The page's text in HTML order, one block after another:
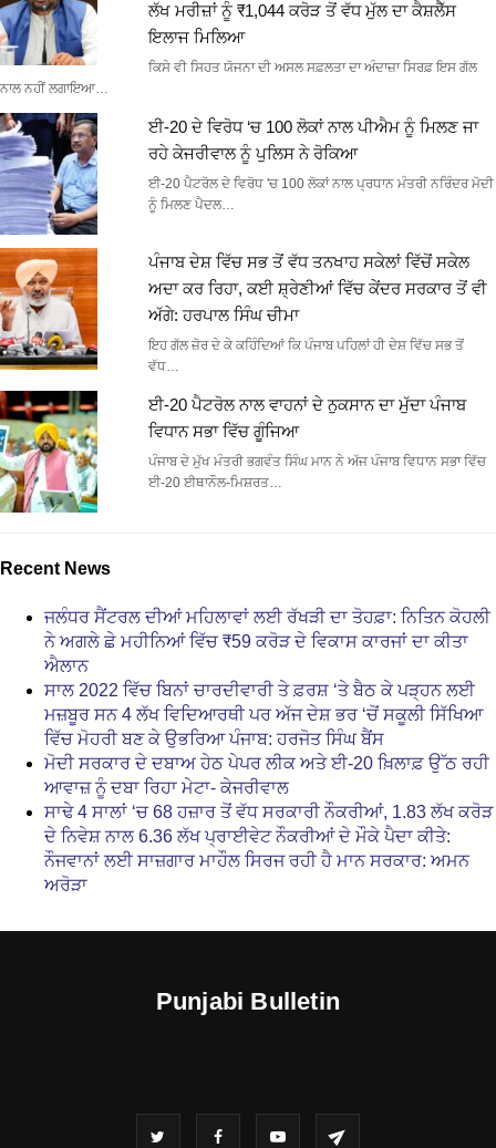
ਲੱਖ ਮਰੀਜ਼ਾਂ ਨੂੰ ₹1,044 ਕਰੋੜ ਤੋਂ ਵੱਧ ਮੁੱਲ ਦਾ ਕੈਸ਼ਲੈੱਸ
ਇਲਾਜ ਮਿਲਿਆ
ਕਿਸੇ ਵੀ ਸਿਹਤ ਯੋਜਨਾ ਦੀ ਅਸਲ ਸਫ਼ਲਤਾ ਦਾ ਅੰਦਾਜ਼ਾ ਸਿਰਫ਼ ਇਸ ਗੱਲ
ਨਾਲ ਨਹੀਂ ਲਗਾਇਆ…
ਈ-20 ਦੇ ਵਿਰੋਧ ‘ਚ 100 ਲੋਕਾਂ ਨਾਲ ਪੀਐਮ ਨੂੰ ਮਿਲਣ ਜਾ
ਰਹੇ ਕੇਜਰੀਵਾਲ ਨੂੰ ਪੁਲਿਸ ਨੇ ਰੋਕਿਆ
ਈ-20 ਪੈਟਰੋਲ ਦੇ ਵਿਰੋਧ 'ਚ 100 ਲੋਕਾਂ ਨਾਲ ਪ੍ਰਧਾਨ ਮੰਤਰੀ ਨਰਿੰਦਰ ਮੋਦੀ
ਨੂੰ ਮਿਲਣ ਪੈਦਲ…
ਪੰਜਾਬ ਦੇਸ਼ ਵਿੱਚ ਸਭ ਤੋਂ ਵੱਧ ਤਨਖਾਹ ਸਕੇਲਾਂ ਵਿੱਚੋਂ ਸਕੇਲ
ਅਦਾ ਕਰ ਰਿਹਾ, ਕਈ ਸ਼੍ਰੇਣੀਆਂ ਵਿੱਚ ਕੇਂਦਰ ਸਰਕਾਰ ਤੋਂ ਵੀ
ਅੱਗੇ: ਹਰਪਾਲ ਸਿੰਘ ਚੀਮਾ
ਇਹ ਗੱਲ ਜ਼ੋਰ ਦੇ ਕੇ ਕਹਿੰਦਿਆਂ ਕਿ ਪੰਜਾਬ ਪਹਿਲਾਂ ਹੀ ਦੇਸ਼ ਵਿੱਚ ਸਭ ਤੋਂ
ਵੱਧ…
ਈ-20 ਪੈਟਰੋਲ ਨਾਲ ਵਾਹਨਾਂ ਦੇ ਨੁਕਸਾਨ ਦਾ ਮੁੱਦਾ ਪੰਜਾਬ
ਵਿਧਾਨ ਸਭਾ ਵਿੱਚ ਗੂੰਜਿਆ
ਪੰਜਾਬ ਦੇ ਮੁੱਖ ਮੰਤਰੀ ਭਗਵੰਤ ਸਿੰਘ ਮਾਨ ਨੇ ਅੱਜ ਪੰਜਾਬ ਵਿਧਾਨ ਸਭਾ ਵਿੱਚ
ਈ-20 ਈਥਾਨੌਲ-ਮਿਸ਼ਰਤ…
Recent News
ਜਲੰਧਰ ਸੈਂਟਰਲ ਦੀਆਂ ਮਹਿਲਾਵਾਂ ਲਈ ਰੱਖੜੀ ਦਾ ਤੋਹਫ਼ਾ: ਨਿਤਿਨ ਕੋਹਲੀ
ਨੇ ਅਗਲੇ ਛੇ ਮਹੀਨਿਆਂ ਵਿੱਚ ₹59 ਕਰੋੜ ਦੇ ਵਿਕਾਸ ਕਾਰਜਾਂ ਦਾ ਕੀਤਾ
ਐਲਾਨ
ਸਾਲ 2022 ਵਿੱਚ ਬਿਨਾਂ ਚਾਰਦੀਵਾਰੀ ਤੇ ਫ਼ਰਸ਼ ‘ਤੇ ਬੈਠ ਕੇ ਪੜ੍ਹਨ ਲਈ
ਮਜ਼ਬੂਰ ਸਨ 4 ਲੱਖ ਵਿਦਿਆਰਥੀ ਪਰ ਅੱਜ ਦੇਸ਼ ਭਰ ‘ਚੋਂ ਸਕੂਲੀ ਸਿੱਖਿਆ
ਵਿੱਚ ਮੋਹਰੀ ਬਣ ਕੇ ਉਭਰਿਆ ਪੰਜਾਬ: ਹਰਜੋਤ ਸਿੰਘ ਬੈਂਸ
ਮੋਦੀ ਸਰਕਾਰ ਦੇ ਦਬਾਅ ਹੇਠ ਪੇਪਰ ਲੀਕ ਅਤੇ ਈ-20 ਖ਼ਿਲਾਫ਼ ਉੱਠ ਰਹੀ
ਆਵਾਜ਼ ਨੂੰ ਦਬਾ ਰਿਹਾ ਮੇਟਾ- ਕੇਜਰੀਵਾਲ
ਸਾਢੇ 4 ਸਾਲਾਂ ‘ਚ 68 ਹਜ਼ਾਰ ਤੋਂ ਵੱਧ ਸਰਕਾਰੀ ਨੌਕਰੀਆਂ, 1.83 ਲੱਖ ਕਰੋੜ
ਦੇ ਨਿਵੇਸ਼ ਨਾਲ 6.36 ਲੱਖ ਪ੍ਰਾਈਵੇਟ ਨੌਕਰੀਆਂ ਦੇ ਮੌਕੇ ਪੈਦਾ ਕੀਤੇ:
ਨੌਜਵਾਨਾਂ ਲਈ ਸਾਜ਼ਗਾਰ ਮਾਹੌਲ ਸਿਰਜ ਰਹੀ ਹੈ ਮਾਨ ਸਰਕਾਰ: ਅਮਨ
ਅਰੋੜਾ
Punjabi Bulletin